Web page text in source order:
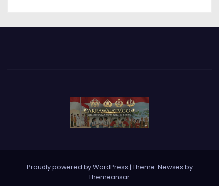
Proudly powered by WordPress | Theme: Newses by
Themeansar.